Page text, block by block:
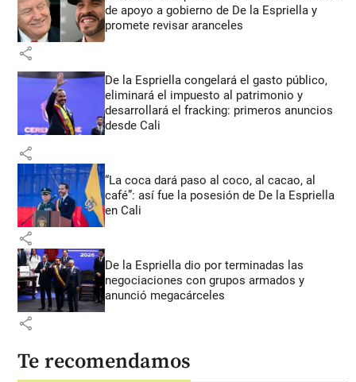
de apoyo a gobierno de De la Espriella y
promete revisar aranceles
share
De la Espriella congelará el gasto público,
eliminará el impuesto al patrimonio y
desarrollará el fracking: primeros anuncios
desde Cali
share
“La coca dará paso al coco, al cacao, al
café”: así fue la posesión de De la Espriella
en Cali
share
De la Espriella dio por terminadas las
negociaciones con grupos armados y
anunció megacárceles
share
Te recomendamos